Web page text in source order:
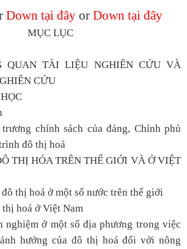
Down tại đây or Down tại đây
MỤC LỤC
QUAN TÀI LIỆU NGHIÊN CỨU VÀ
CỨU
chính sách của đảng, Chính phủ
đô thị hoá
THỊ HÓA TRÊN THẾ GIỚI VÀ Ở VIỆT
thị hoá ở một số nước trên thế giới
hoá ở Việt Nam
nghiệm ở một số địa phương trong việc
hưởng của đô thị hoá đối với nông